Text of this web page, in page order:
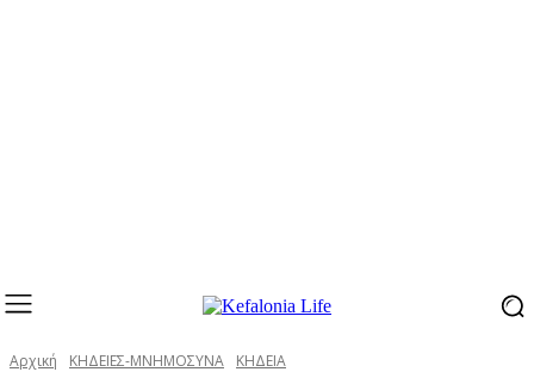
Αρχική ΚΗΔΕΙΕΣ-ΜΝΗΜΟΣΥΝΑ ΚΗΔΕΙΑ